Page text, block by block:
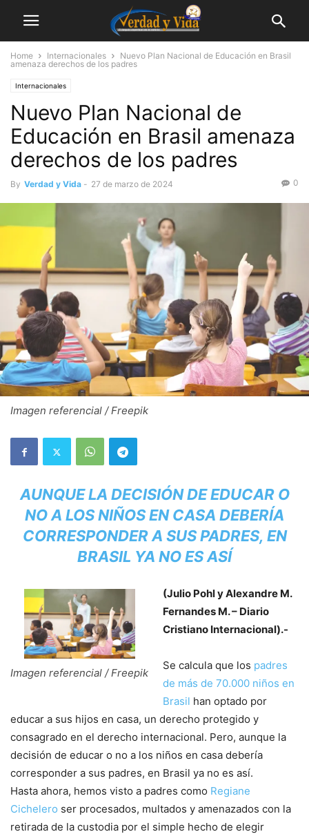
Home Internacionales
Nuevo Plan Nacional de Educación en Brasil
amenaza derechos de los padres
Internacionales
Nuevo Plan Nacional de
Educación en Brasil amenaza
derechos de los padres
By Verdad y Vida - 27 de marzo de 2024 0
Imagen referencial / Freepik
AUNQUE LA DECISIÓN DE EDUCAR O
NO A LOS NIÑOS EN CASA DEBERÍA
CORRESPONDER A SUS PADRES, EN
BRASIL YA NO ES ASÍ
Imagen referencial / Freepik
(Julio Pohl y Alexandre M.
Fernandes M. – Diario
Cristiano Internacional).-
Se calcula que los padres
de más de 70.000 niños en
Brasil han optado por
educar a sus hijos en casa, un derecho protegido y
consagrado en el derecho internacional. Pero, aunque la
decisión de educar o no a los niños en casa debería
corresponder a sus padres, en Brasil ya no es así.
Hasta ahora, hemos visto a padres como Regiane
Cichelero ser procesados, multados y amenazados con la
retirada de la custodia por el simple hecho de elegir